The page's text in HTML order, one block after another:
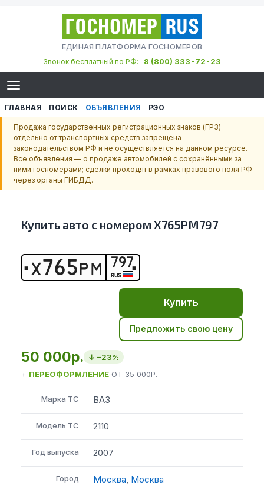
ЕДИНАЯ ПЛАТФОРМА ГОСНОМЕРОВ
Звонок бесплатный по РФ:
8 (800) 333-72-23
ГЛАВНАЯ ПОИСК ОБЪЯВЛЕНИЯ РЭО
Продажа государственных регистрационных знаков (ГРЗ)
отдельно от транспортных средств запрещена
законодательством РФ и не осуществляется на данном ресурсе.
Все объявления — о продаже автомобилей с сохранёнными за
ними госномерами; сделки проходят в рамках правового поля РФ
через органы ГИБДД.
Купить авто с номером Х765РМ797
Х765РМ 797
RUS
Купить
Предложить свою цену
50 000р. ↓ −23%
+ ПЕРЕОФОРМЛЕНИЕ ОТ 35 000Р.
Марка ТС ВАЗ
Модель ТС 2110
Год выпуска 2007
Город Москва Москва